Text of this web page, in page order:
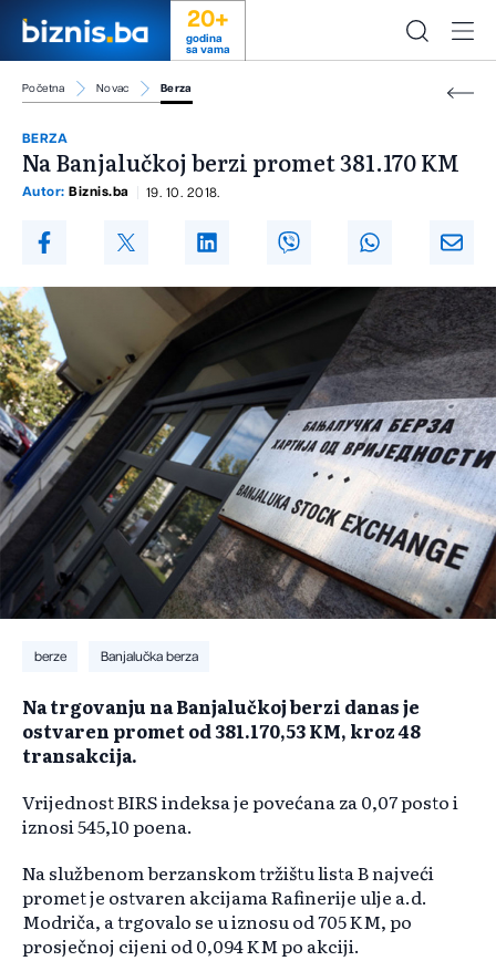
20+
godina
sa vama
Početna Novac Berza
BERZA
Na Banjalučkoj berzi promet 381.170 KM
Autor: Biznis.ba 19. 10. 2018.
berze Banjalučka berza
Na trgovanju na Banjalučkoj berzi danas je
ostvaren promet od 381.170,53 KM, kroz 48
transakcija.
Vrijednost BIRS indeksa je povećana za 0,07 posto i
iznosi 545,10 poena.
Na službenom berzanskom tržištu lista B najveći
promet je ostvaren akcijama Rafinerije ulje a.d.
Modriča, a trgovalo se u iznosu od 705 KM, po
prosječnoj cijeni od 0,094 KM po akciji.